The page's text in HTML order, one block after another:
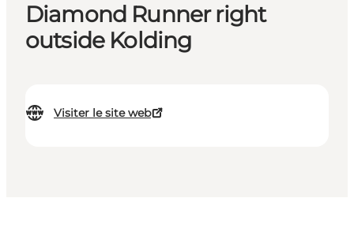
Diamond Runner right
outside Kolding
Visiter le site web